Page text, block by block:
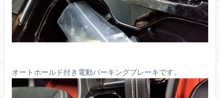
オートホールド付き電動パーキングブレーキです。